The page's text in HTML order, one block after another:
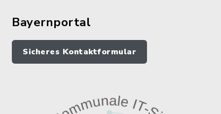
Bayernportal
Sicheres Kontaktformular